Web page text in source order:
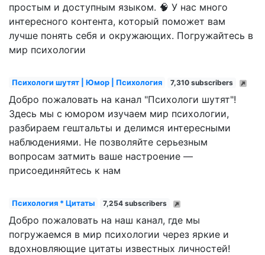
простым и доступным языком. 🧠 У нас много
интересного контента, который поможет вам
лучше понять себя и окружающих. Погружайтесь в
мир психологии
Психологи шутят | Юмор | Психология 7,310 subscribers
Добро пожаловать на канал "Психологи шутят"!
Здесь мы с юмором изучаем мир психологии,
разбираем гештальты и делимся интересными
наблюдениями. Не позволяйте серьезным
вопросам затмить ваше настроение —
присоединяйтесь к нам
Психология * Цитаты 7,254 subscribers
Добро пожаловать на наш канал, где мы
погружаемся в мир психологии через яркие и
вдохновляющие цитаты известных личностей!